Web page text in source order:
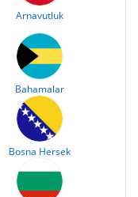
Arnavutluk
Bahamalar
Bosna Hersek